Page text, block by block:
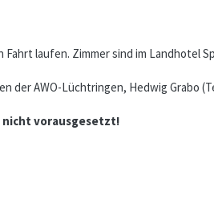
laufen. Zimmer sind im
der AWO-Lüchtringen, Hedwig Grabo
nicht vorausgesetzt!